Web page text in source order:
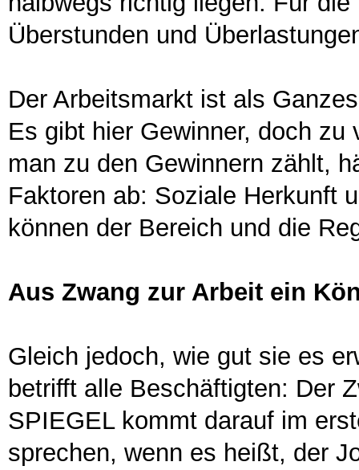
Überstunden und
Der Arbeitsmarkt ist als
Es gibt hier Gewinner, doch
man zu den Gewinnern zählt,
Faktoren ab: Soziale Herkunft
können der Bereich und die
Aus Zwang zur Arbeit ein
Gleich jedoch, wie gut sie es
betrifft alle Beschäftigten: Der
SPIEGEL kommt darauf im
sprechen, wenn es heißt, der